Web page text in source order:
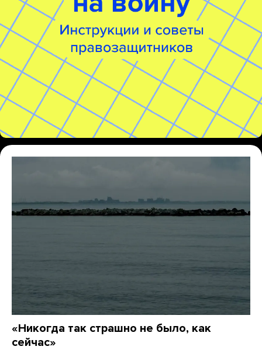
«Никогда так страшно не было, как
сейчас»